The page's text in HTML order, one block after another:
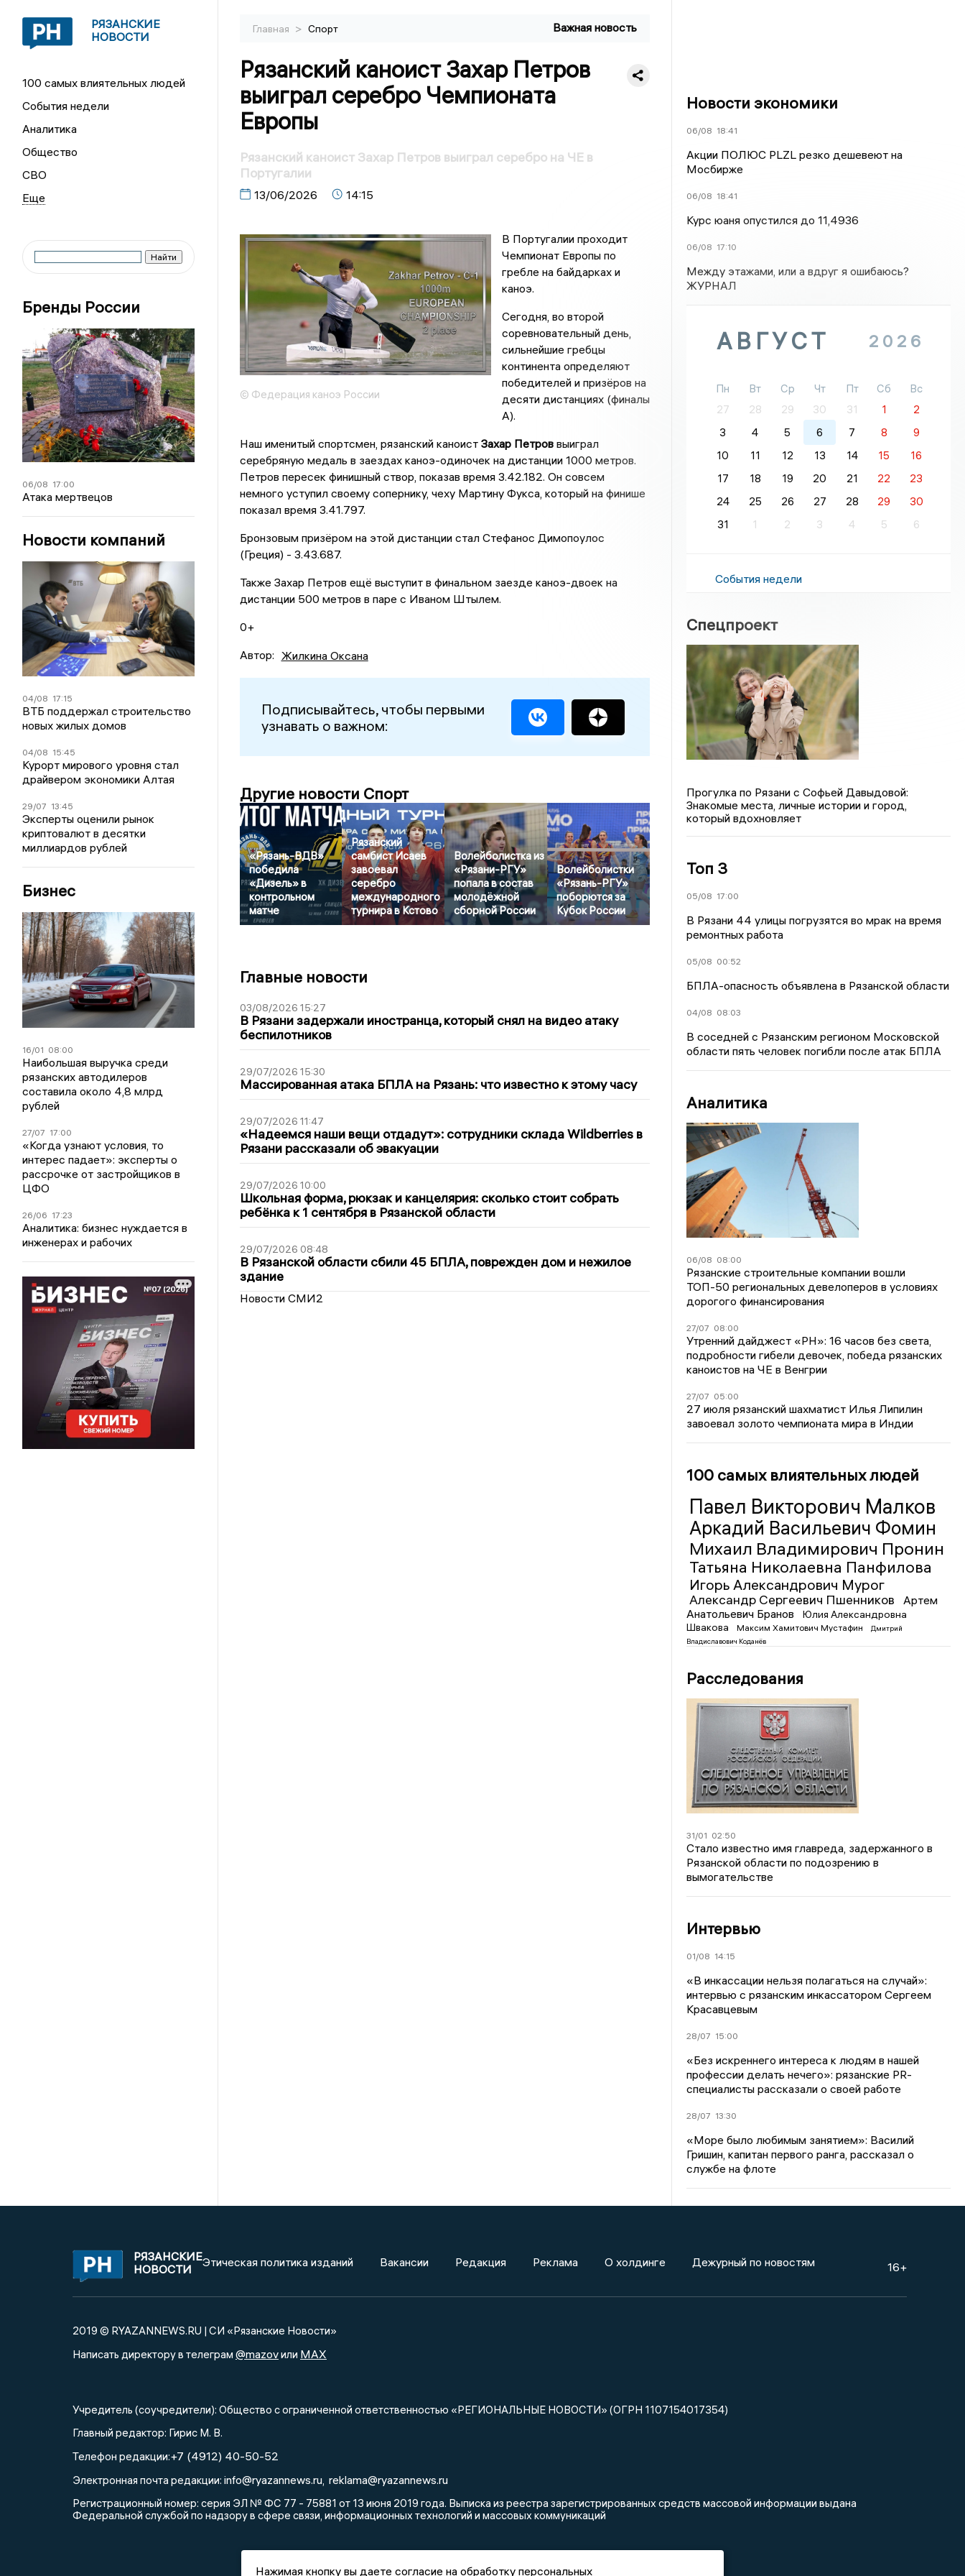
РЯЗАНСКИЕ
НОВОСТИ
100 самых влиятельных людей
События недели
Аналитика
Общество
СВО
Бренды России
06/08 17:00
Атака мертвецов
Новости компаний
04/08 17:15
ВТБ поддержал строительство
новых жилых домов
04/08 15:45
Курорт мирового уровня стал
драйвером экономики Алтая
29/07 13:45
Эксперты оценили рынок
криптовалют в десятки
миллиардов рублей
Бизнес
16/01 08:00
Наибольшая выручка среди
рязанских автодилеров
составила около 4,8 млрд
рублей
27/07 17:00
«Когда узнают условия, то
интерес падает»: эксперты о
рассрочке от застройщиков в
ЦФО
26/06 17:23
Аналитика: бизнес нуждается в
инженерах и рабочих
Главная > Спорт Важная новость
Рязанский каноист Захар Петров
выиграл серебро Чемпионата
Европы
Рязанский каноист Захар Петров выиграл серебро на ЧЕ в
Португалии
13/06/2026 14:15
© Федерация каноэ России
В Португалии проходит
Чемпионат Европы по
гребле на байдарках и
каноэ.
Сегодня, во второй
соревновательный день,
сильнейшие гребцы
континента определяют
победителей и призёров на
десяти дистанциях (финалы
А).
Наш именитый спортсмен, рязанский каноист Захар Петроввыиграл
серебряную медаль в заездах каноэ-одиночек на дистанции 1000 метров.
Петров пересек финишный створ, показав время 3.42.182. Он совсем
немного уступил своему сопернику, чеху Мартину Фукса, который на финише
показал время 3.41.797.
Бронзовым призёром на этой дистанции стал Стефанос Димопоулос
(Греция) - 3.43.687.
Также Захар Петров ещё выступит в финальном заезде каноэ-двоек на
дистанции 500 метров в паре с Иваном Штылем.
0+
Автор: Жилкина Оксана
Подписывайтесь, чтобы первыми
узнавать о важном:
Другие новости Спорт
«Рязань-ВДВ»
победила
«Дизель» в
контрольном
матче
Рязанский
самбист Исаев
завоевал
серебро
международного
турнира в Кстово
Волейболистка из
«Рязани-РГУ»
попала в состав
молодёжной
сборной России
Волейболистки
«Рязань-РГУ»
поборются за
Кубок России
Главные новости
03/08/2026 15:27
В Рязани задержали иностранца, который снял на видео атаку
беспилотников
29/07/2026 15:30
Массированная атака БПЛА на Рязань: что известно к этому часу
29/07/2026 11:47
«Надеемся наши вещи отдадут»: сотрудники склада Wildberries в
Рязани рассказали об эвакуации
29/07/2026 10:00
Школьная форма, рюкзак и канцелярия: сколько стоит собрать
ребёнка к 1 сентября в Рязанской области
29/07/2026 08:48
В Рязанской области сбили 45 БПЛА, поврежден дом и нежилое
здание
Новости СМИ2
Новости экономики
06/08 18:41
Акции ПОЛЮС PLZL резко дешевеют на
Мосбирже
06/08 18:41
Курс юаня опустился до 11,4936
06/08 17:10
Между этажами, или а вдруг я ошибаюсь?
ЖУРНАЛ
АВГУСТ 2026
Пн Вт Ср Чт Пт Сб
Вс
27
28 29 30 31 1
2
3
4 5 6 7 8
9
10
11 12 13 14 15
16
17
18 19 20 21 22
23
24
25 26 27 28 29
30
31
1 2 3 4 5 6
События недели
Спецпроект
Прогулка по Рязани с Софьей Давыдовой:
Знакомые места, личные истории и город,
который вдохновляет
Топ 3
05/08 17:00
В Рязани 44 улицы погрузятся во мрак на время
ремонтных работа
05/08 00:52
БПЛА-опасность объявлена в Рязанской области
04/08 08:03
В соседней с Рязанским регионом Московской
области пять человек погибли после атак БПЛА
Аналитика
06/08 08:00
Рязанские строительные компании вошли
ТОП-50 региональных девелоперов в условиях
дорогого финансирования
27/07 08:00
Утренний дайджест «РН»: 16 часов без света,
подробности гибели девочек, победа рязанских
каноистов на ЧЕ в Венгрии
27/07 05:00
27 июля рязанский шахматист Илья Липилин
завоевал золото чемпионата мира в Индии
100 самых влиятельных людей
Павел Викторович Малков
Аркадий Васильевич Фомин
Михаил Владимирович Пронин
Татьяна Николаевна Панфилова
Игорь Александрович Мурог
Александр Сергеевич Пшенников
Артем
Анатольевич Бранов
Юлия Александровна
Швакова
Максим Хамитович Мустафин
Дмитрий
Владиславович Коданёв
Расследования
31/01 02:50
Стало известно имя главреда, задержанного в
Рязанской области по подозрению в
вымогательстве
Интервью
01/08 14:15
«В инкассации нельзя полагаться на случай»:
интервью с рязанским инкассатором Сергеем
Красавцевым
28/07 15:00
«Без искреннего интереса к людям в нашей
профессии делать нечего»: рязанские PR-
специалисты рассказали о своей работе
28/07 13:30
«Море было любимым занятием»: Василий
Гришин, капитан первого ранга, рассказал о
службе на флоте
РЯЗАНСКИЕ
НОВОСТИ
Этическая политика изданий Вакансии Редакция Реклама О холдинге Дежурный по новостям 16+
2019 © RYAZANNEWS.RU | СИ «Рязанские Новости»
Написать директору в телеграм @mazovили MAX
Учредитель (соучредители): Общество с ограниченной ответственностью «РЕГИОНАЛЬНЫЕ НОВОСТИ» (ОГРН 1107154017354)
Главный редактор: Гирис М. В.
Телефон редакции:+7 (4912) 40-50-52
Электронная почта редакции: info@ryazannews.ru reklama@ryazannews.ru
Регистрационный номер: серия ЭЛ № ФС 77 - 75881 от 13 июня 2019 года. Выписка из реестра зарегистрированных средств массовой информации выдана
Федеральной службой по надзору в сфере связи, информационных технологий и массовых коммуникаций
Нажимая кнопку вы даете согласие на обработку персональных